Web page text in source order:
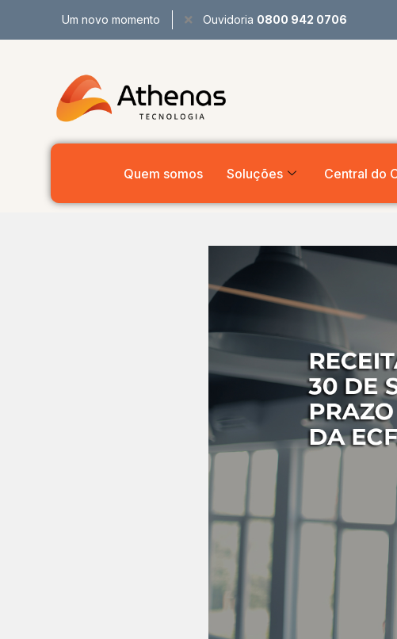
Um novo momento Ouvidoria 0800 942 0706
Quem somos Soluções Central do